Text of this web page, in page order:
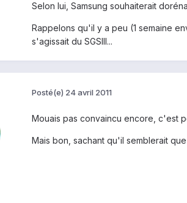
Selon lui, Samsung souhaiterait
Rappelons qu'il y a peu (1 semaine
s'agissait du SGSIII...
Posté(e) 24 avril 2011
Mouais pas convaincu encore, c'est
Mais bon, sachant qu'il semblerait